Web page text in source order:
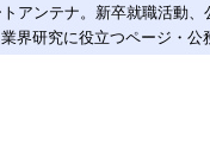
アンテナ。新卒就職活動、
界研究に役立つページ・公